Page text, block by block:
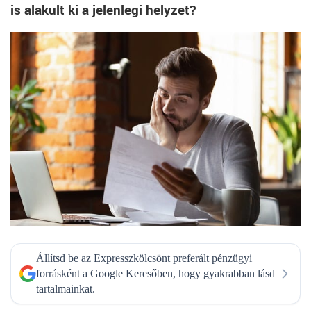
is alakult ki a jelenlegi helyzet?
Állítsd be az Expresszkölcsönt preferált pénzügyi
forrásként a Google Keresőben, hogy gyakrabban lásd
tartalmainkat.